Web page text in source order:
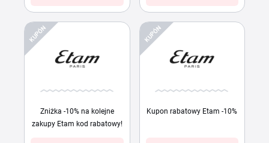
KUPÓN
Zniżka -10% na kolejne
zakupy Etam kod rabatowy!
KUPÓN
Kupon rabatowy Etam -10%